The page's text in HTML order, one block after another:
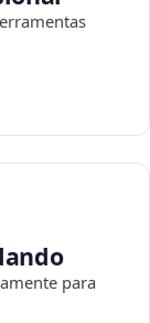
para